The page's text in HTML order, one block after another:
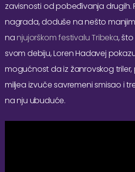
zavisnosti od pobeđivanja drugih.
nagrada, doduše na nešto
nanjujorškom festivalu Tribeka,
svom debiju, Loren Hadavej
mogućnost da iz žanrovskog
miljea izvuče savremeni smisao i
na nju ubuduće.